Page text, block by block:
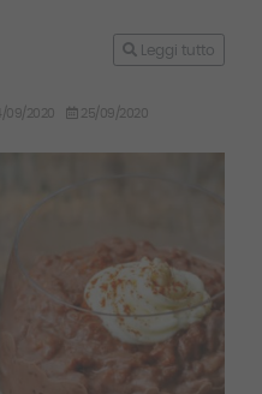
Leggi tutto
09/2020 25/09/2020